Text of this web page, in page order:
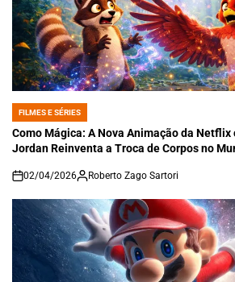
POSTED
IN
FILMES E SÉRIES
Como Mágica: A Nova Animação da Netflix
Jordan Reinventa a Troca de Corpos no
on
02/04/2026 Roberto Zago Sartori